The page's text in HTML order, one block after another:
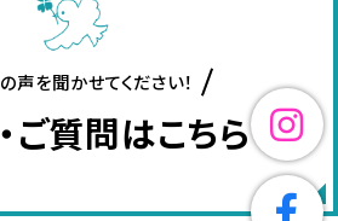
声を聞かせてください！
ご質問はこちら